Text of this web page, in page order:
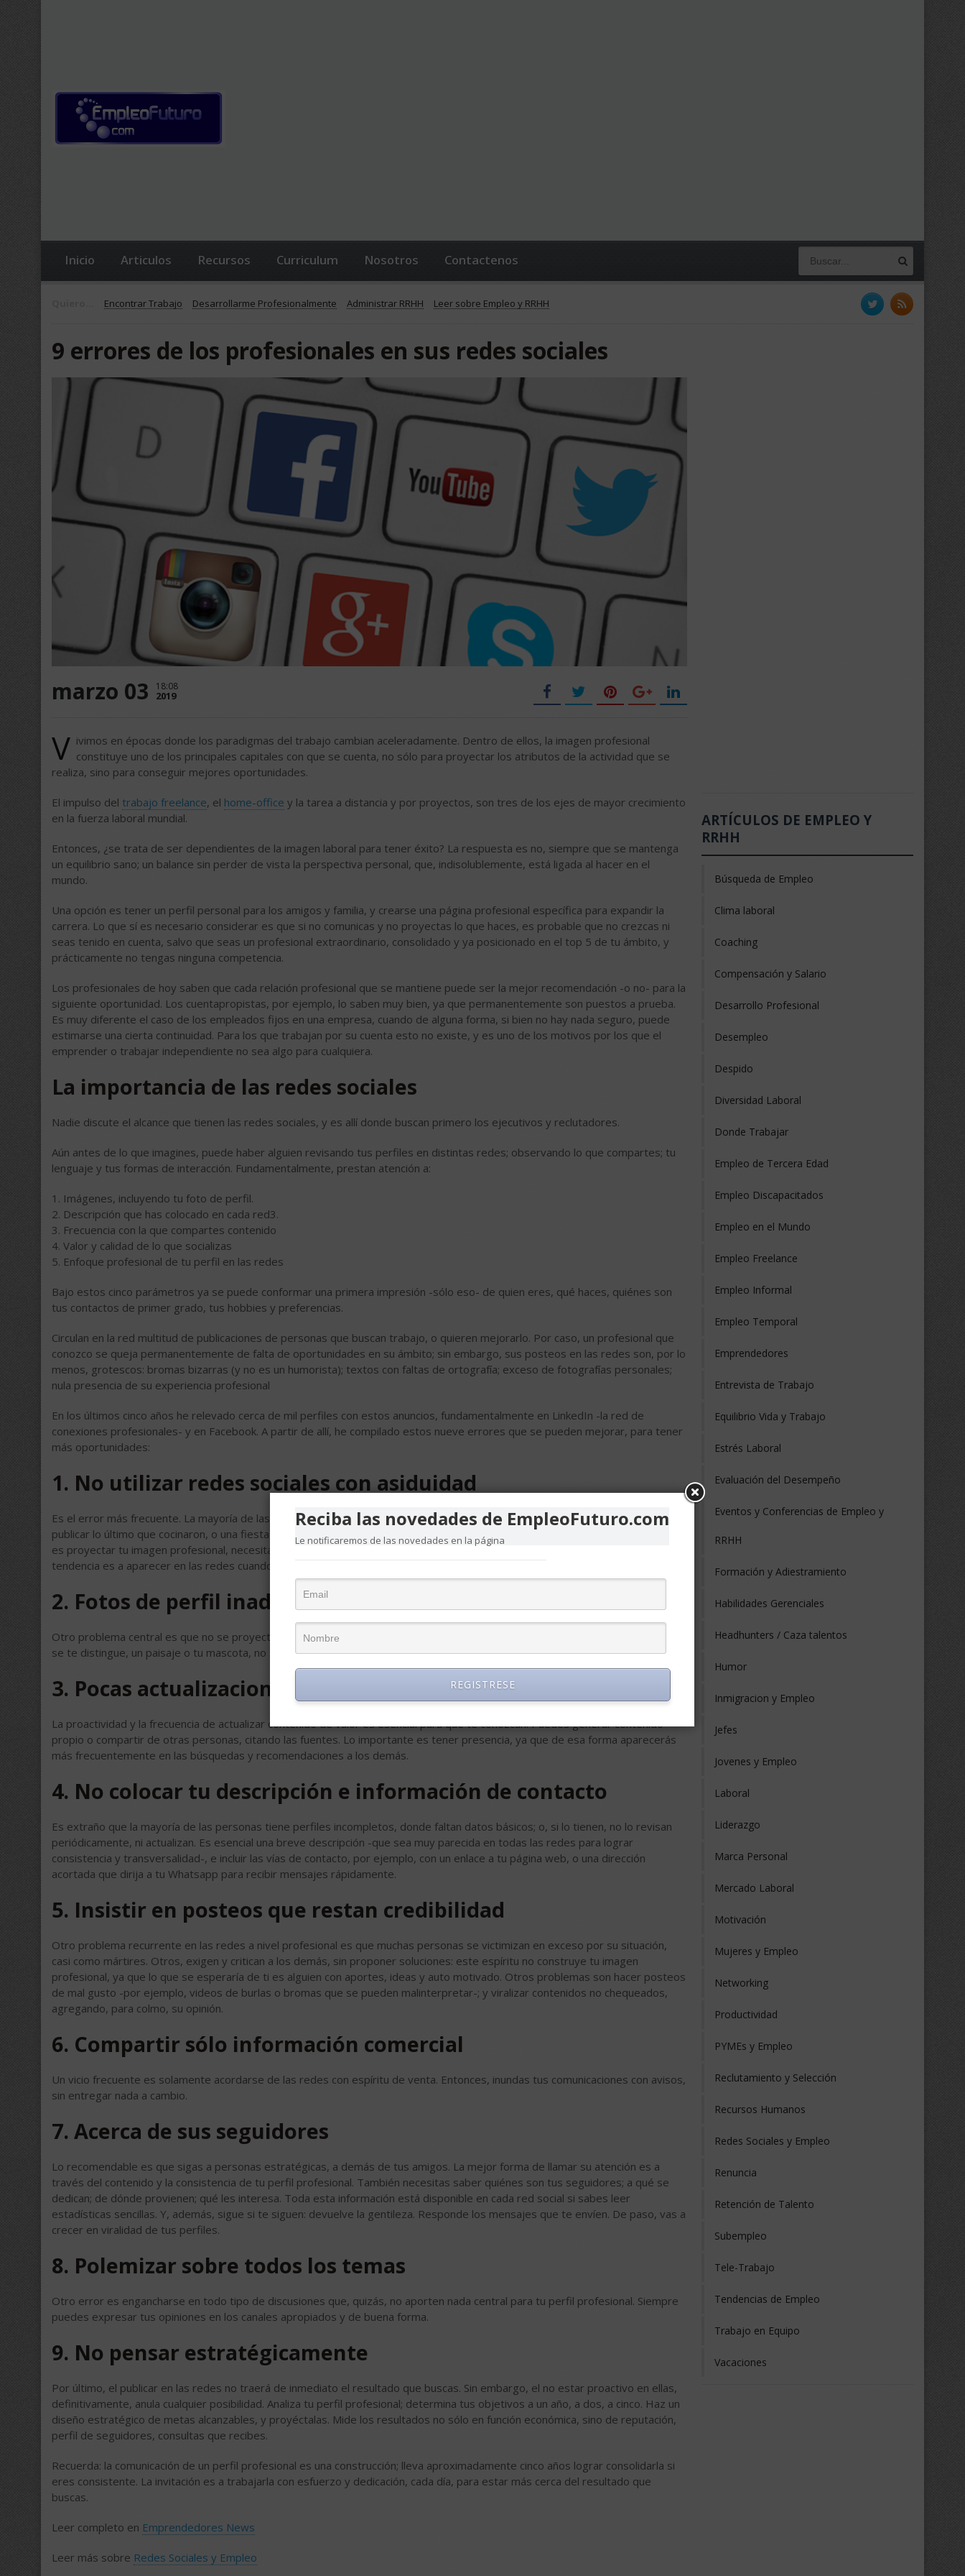
Inicio Articulos Recursos Curriculum Nosotros Contactenos
Encontrar Trabajo Desarrollarme Profesionalmente Administrar RRHH Leer sobre Empleo y RRHH
9 errores de los profesionales en sus redes sociales
marzo 03 18:08
2019
V ivimos en épocas donde los paradigmas del trabajo cambian aceleradamente. Dentro de ellos, la imagen profesional
constituye uno de los principales capitales con que se cuenta, no sólo para proyectar los atributos de la actividad que se
realiza, sino para conseguir mejores oportunidades.
El impulso del trabajo freelance, el home-office y la tarea a distancia y por proyectos, son tres de los ejes de mayor crecimiento
en la fuerza laboral mundial.
Entonces, ¿se trata de ser dependientes de la imagen laboral para tener éxito? La respuesta es no, siempre que se mantenga
un equilibrio sano; un balance sin perder de vista la perspectiva personal, que, indisolublemente, está ligada al hacer en el
mundo.
Una opción es tener un perfil personal para los amigos y familia, y crearse una página profesional específica para expandir la
carrera. Lo que sí es necesario considerar es que si no comunicas y no proyectas lo que haces, es probable que no crezcas ni
seas tenido en cuenta, salvo que seas un profesional extraordinario, consolidado y ya posicionado en el top 5 de tu ámbito, y
prácticamente no tengas ninguna competencia.
Los profesionales de hoy saben que cada relación profesional que se mantiene puede ser la mejor recomendación -o no- para la
siguiente oportunidad. Los cuentapropistas, por ejemplo, lo saben muy bien, ya que permanentemente son puestos a prueba.
Es muy diferente el caso de los empleados fijos en una empresa, cuando de alguna forma, si bien no hay nada seguro, puede
estimarse una cierta continuidad. Para los que trabajan por su cuenta esto no existe, y es uno de los motivos por los que el
emprender o trabajar independiente no sea algo para cualquiera.
La importancia de las redes sociales
Nadie discute el alcance que tienen las redes sociales, y es allí donde buscan primero los ejecutivos y reclutadores.
Aún antes de lo que imagines, puede haber alguien revisando tus perfiles en distintas redes; observando lo que compartes; tu
lenguaje y tus formas de interacción. Fundamentalmente, prestan atención a:
1. Imágenes, incluyendo tu foto de perfil.
2. Descripción que has colocado en cada red3.
3. Frecuencia con la que compartes contenido
4. Valor y calidad de lo que socializas
5. Enfoque profesional de tu perfil en las redes
Bajo estos cinco parámetros ya se puede conformar una primera impresión -sólo eso- de quien eres, qué haces, quiénes son
tus contactos de primer grado, tus hobbies y preferencias.
Circulan en la red multitud de publicaciones de personas que buscan trabajo, o quieren mejorarlo. Por caso, un profesional que
conozco se queja permanentemente de falta de oportunidades en su ámbito; sin embargo, sus posteos en las redes son, por lo
menos, grotescos: bromas bizarras (y no es un humorista); textos con faltas de ortografía; exceso de fotografías personales;
nula presencia de su experiencia profesional
En los últimos cinco años he relevado cerca de mil perfiles con estos anuncios, fundamentalmente en LinkedIn -la red de
conexiones profesionales- y en Facebook. A partir de allí, he compilado estos nueve errores que se pueden mejorar, para tener
más oportunidades:
1. No utilizar redes sociales con asiduidad
Es el error más frecuente. La mayoría de las personas lo usan para recordarles los cumpleaños, o poner un “me gusta”, o
publicar lo último que cocinaron, o una fiesta familiar. Esto, en sí, está muy bien: es un espacio personal. Aunque si lo que buscas
es proyectar tu imagen profesional, necesitas alternarla con contenido de este tipo, y no sólo con espíritu “de venta”. Otra
tendencia es a aparecer en las redes cuando buscan trabajo, sin construir un camino permanente para formar su reputación
2. Fotos de perfil inadecuadas
Otro problema central es que no se proyecta una imagen profesional desde las imágenes. Fotos en la playa, un grupo donde no
se te distingue, un paisaje o tu mascota, no son apropiadas si tu perfil es utilizado con fines profesionales.
3. Pocas actualizaciones
La proactividad y la frecuencia de actualizar contenido de valor es esencial para que te conozcan. Puedes generar contenido
propio o compartir de otras personas, citando las fuentes. Lo importante es tener presencia, ya que de esa forma aparecerás
más frecuentemente en las búsquedas y recomendaciones a los demás.
4. No colocar tu descripción e información de contacto
Es extraño que la mayoría de las personas tiene perfiles incompletos, donde faltan datos básicos; o, si lo tienen, no lo revisan
periódicamente, ni actualizan. Es esencial una breve descripción -que sea muy parecida en todas las redes para lograr
consistencia y transversalidad-, e incluir las vías de contacto, por ejemplo, con un enlace a tu página web, o una dirección
acortada que dirija a tu Whatsapp para recibir mensajes rápidamente.
5. Insistir en posteos que restan credibilidad
Otro problema recurrente en las redes a nivel profesional es que muchas personas se victimizan en exceso por su situación,
casi como mártires. Otros, exigen y critican a los demás, sin proponer soluciones: este espíritu no construye tu imagen
profesional, ya que lo que se esperaría de ti es alguien con aportes, ideas y auto motivado. Otros problemas son hacer posteos
de mal gusto -por ejemplo, videos de burlas o bromas que se pueden malinterpretar-; y viralizar contenidos no chequeados,
agregando, para colmo, su opinión.
6. Compartir sólo información comercial
Un vicio frecuente es solamente acordarse de las redes con espíritu de venta. Entonces, inundas tus comunicaciones con avisos,
sin entregar nada a cambio.
7. Acerca de sus seguidores
Lo recomendable es que sigas a personas estratégicas, a demás de tus amigos. La mejor forma de llamar su atención es a
través del contenido y la consistencia de tu perfil profesional. También necesitas saber quiénes son tus seguidores; a qué se
dedican; de dónde provienen; qué les interesa. Toda esta información está disponible en cada red social si sabes leer
estadísticas sencillas. Y, además, sigue si te siguen: devuelve la gentileza. Responde los mensajes que te envíen. De paso, vas a
crecer en viralidad de tus perfiles.
8. Polemizar sobre todos los temas
Otro error es engancharse en todo tipo de discusiones que, quizás, no aporten nada central para tu perfil profesional. Siempre
puedes expresar tus opiniones en los canales apropiados y de buena forma.
9. No pensar estratégicamente
Por último, el publicar en las redes no traerá de inmediato el resultado que buscas. Sin embargo, el no estar proactivo en ellas,
definitivamente, anula cualquier posibilidad. Analiza tu perfil profesional; determina tus objetivos a un año, a dos, a cinco. Haz un
diseño estratégico de metas alcanzables, y proyéctalas. Mide los resultados no sólo en función económica, sino de reputación,
perfil de seguidores, consultas que recibes.
Recuerda: la comunicación de un perfil profesional es una construcción; lleva aproximadamente cinco años lograr consolidarla si
eres consistente. La invitación es a trabajarla con esfuerzo y dedicación, cada día, para estar más cerca del resultado que
buscas.
Leer completo en Emprendedores News
Leer más sobre Redes Sociales y Empleo
ARTÍCULOS DE EMPLEO Y
RRHH
Búsqueda de Empleo
Clima laboral
Coaching
Compensación y Salario
Desarrollo Profesional
Desempleo
Despido
Diversidad Laboral
Donde Trabajar
Empleo de Tercera Edad
Empleo Discapacitados
Empleo en el Mundo
Empleo Freelance
Empleo Informal
Empleo Temporal
Emprendedores
Entrevista de Trabajo
Equilibrio Vida y Trabajo
Estrés Laboral
Evaluación del Desempeño
Eventos y Conferencias de Empleo y
RRHH
Formación y Adiestramiento
Habilidades Gerenciales
Headhunters / Caza talentos
Humor
Inmigracion y Empleo
Jefes
Jovenes y Empleo
Laboral
Liderazgo
Marca Personal
Mercado Laboral
Motivación
Mujeres y Empleo
Networking
Productividad
PYMEs y Empleo
Reclutamiento y Selección
Recursos Humanos
Redes Sociales y Empleo
Renuncia
Retención de Talento
Subempleo
Tele-Trabajo
Tendencias de Empleo
Trabajo en Equipo
Vacaciones
Reciba las novedades de EmpleoFuturo.com
Le notificaremos de las novedades en la página
REGISTRESE